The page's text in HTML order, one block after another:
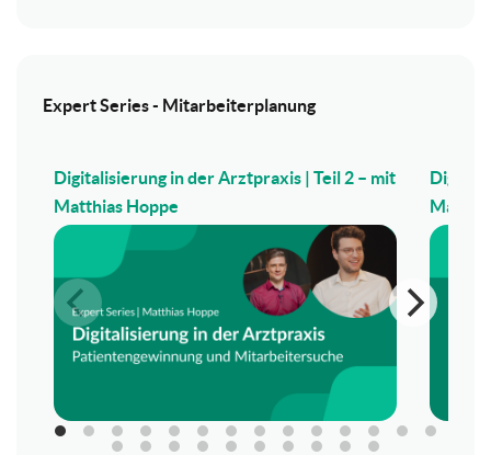
Expert Series - Mitarbeiterplanung
Digitalisierung in der Arztpraxis | Teil 2 – mit
Matthias Hoppe